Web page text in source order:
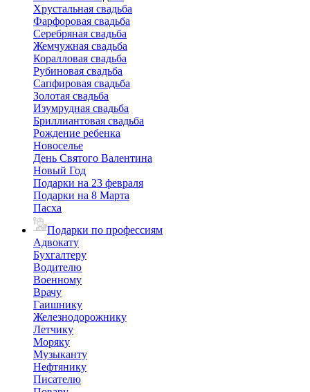
Хрустальная свадьба
Фарфоровая свадьба
Серебряная свадьба
Жемчужная свадьба
Коралловая свадьба
Рубиновая свадьба
Сапфировая свадьба
Золотая свадьба
Изумрудная свадьба
Бриллиантовая свадьба
Рождение ребенка
Новоселье
День Святого Валентина
Новый Год
Подарки на 23 февраля
Подарки на 8 Марта
Пасха
Подарки по профессиям
Адвокату
Бухгалтеру
Водителю
Военному
Врачу
Гаишнику
Железнодорожнику
Летчику
Моряку
Музыканту
Нефтянику
Писателю